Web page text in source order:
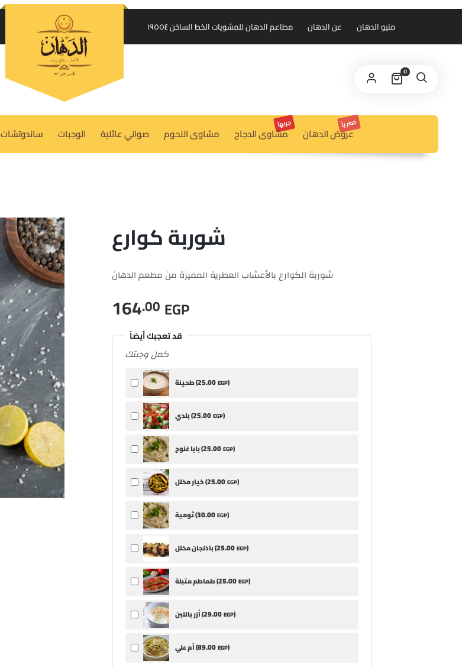
مطاعم الدهان للمشويات الخط الساخن ١٩٥٥٤ عن الدهان منيو الدهان
0
إرسال الكود على واتساب
USERNAME OR EMAIL ADDRESS*
PASSWORD* REQUIRED
Lost your password?
ساندوتشات الوجبات صواني عائلية مشاوى اللحوم مشاوى الدجاج
جربها
عروض الدهان
حصرياً
شوربة كوارع
شوربة الكوارع بالأعشاب العطرية المميزة من مطعم الدهان
164.00 EGP
قد تعجبك أيضاً
كمل وجبتك
طحينة (25.00EGP)
بلدي (25.00EGP)
بابا غنوج (25.00EGP)
خيار مخلل (25.00EGP)
ثومية (30.00EGP)
باذنجان مخلل (25.00EGP)
طماطم متبلة (25.00EGP)
أزر باللبن (29.00EGP)
أم علي (89.00EGP)